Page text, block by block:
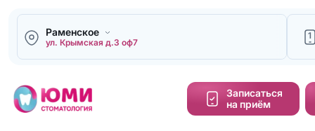
Раменское
ул. Крымская д.3 оф7
1
Записаться
на приём